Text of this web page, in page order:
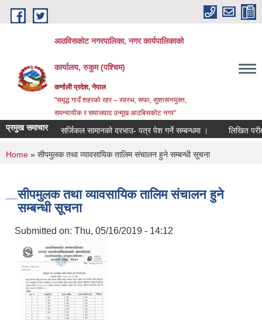
Skip to main content
आठविसकोट नगरपालिका, नगर कार्यपालिकाको
कार्यालय, रुकुम (पश्चिम)
कर्णाली प्रदेश, नेपाल
"समृद्ध गाउँ शहरको रहर – स्वस्थ, सफा, सुशासनयुक्त,
समन्यायीक र समाजवाद उन्मूख आठबिसकोट नगर"
प्रमुख समाचारसर्जिकल सामानको दरभाउ- पत्र पेश गर्ने सम्बन्धमा । लिखित
You are here
Home » सीपमुलक तथा व्यावसायिक तालिम संचालन हुने सम्बन्धी सूचना
सीपमुलक तथा व्यावसायिक तालिम संचालन हुने
सम्बन्धी सूचना
Submitted on: Thu, 05/16/2019 - 14:12